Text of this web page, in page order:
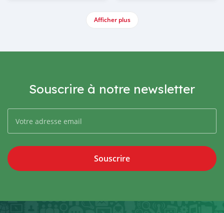
Afficher plus
Souscrire à notre newsletter
Souscrire